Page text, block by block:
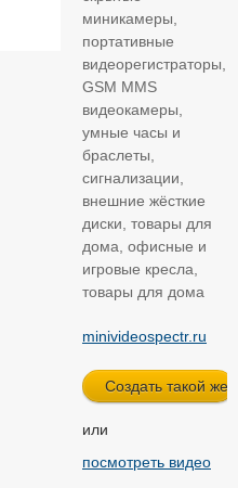
миникамеры,
портативные
видеорегистраторы,
GSM MMS
видеокамеры,
умные часы и
браслеты,
сигнализации,
внешние жёсткие
диски, товары для
дома, офисные и
игровые кресла,
товары для дома
minivideospectr.ru
или
посмотреть видео